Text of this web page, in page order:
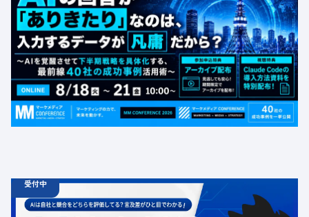
【無料カンファレンス】AIの回答が「ありきたり」なの
は、入力するデータが凡庸だから？ 〜AIを覚醒させて下
半期戦略を具体化する、最前線40社の成功事例活用術〜
定員数：1000名
金額：無料
場所：オンライン
BtoB
受付中
診断
12.31 00:00